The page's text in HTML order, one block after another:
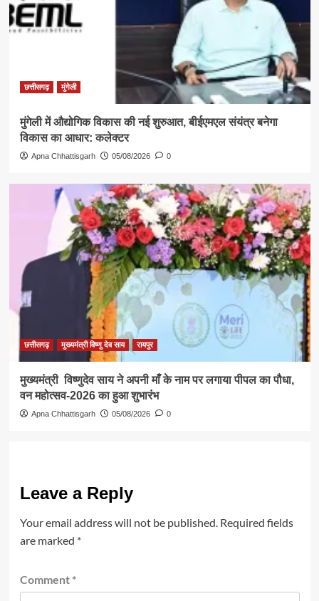
छत्तीसगढ़ मुंगेली
मुंगेली में औद्योगिक विकास की नई शुरुआत, बीईएमएल संयंत्र बनेगा
विकास का आधार: कलेक्टर
Apna Chhattisgarh 05/08/2026 0
छत्तीसगढ़ मुख्यमंत्री विष्णु देव साय रायपुर
मुख्यमंत्री विष्णुदेव साय ने अपनी माँ के नाम पर लगाया पीपल का पौधा,
वन महोत्सव-2026 का हुआ शुभारंभ
Apna Chhattisgarh 05/08/2026 0
Leave a Reply
Your email address will not be published. Required fields
are marked *
Comment *